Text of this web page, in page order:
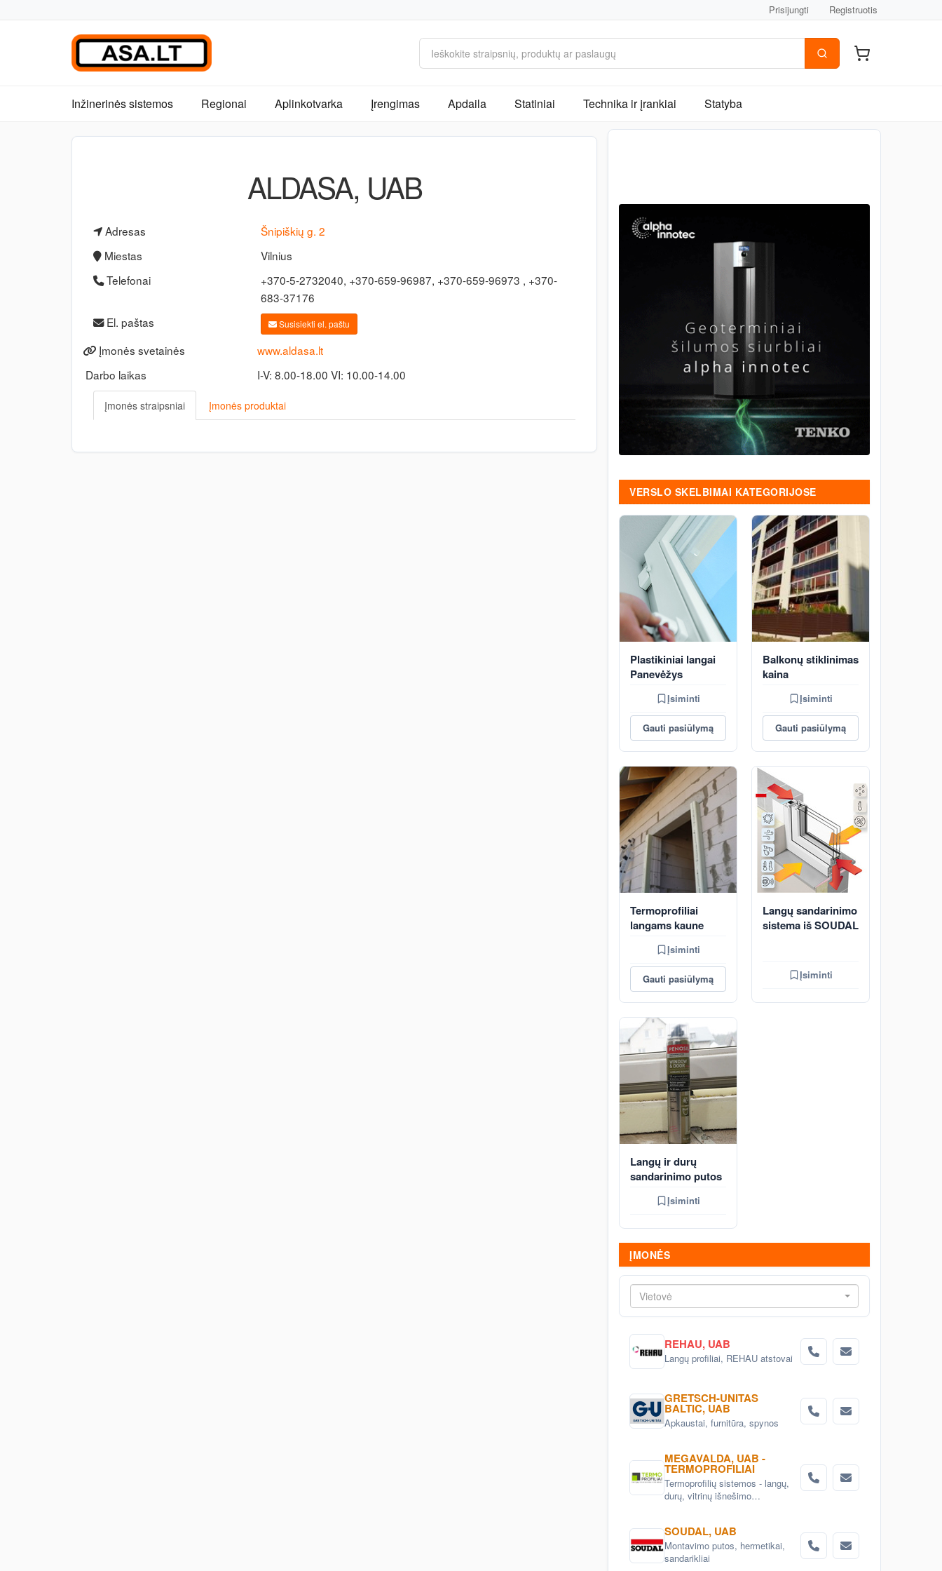
Prisijungti Registruotis
Inžinerinės sistemos Regionai Aplinkotvarka Įrengimas Apdaila Statiniai Technika ir įrankiai Statyba
ALDASA, UAB
Adresas
Šnipiškių g. 2
Miestas
Vilnius
Telefonai
+370-5-2732040, +370-659-96987, +370-659-96973 , +370-
683-37176
El. paštas
Susisiekti el. paštu
Įmonės svetainės
www.aldasa.lt
Darbo laikas
I-V: 8.00-18.00 VI: 10.00-14.00
Įmonės straipsniai Įmonės produktai
VERSLO SKELBIMAI KATEGORIJOSE
Plastikiniai langai
Panevėžys
Įsiminti
Gauti pasiūlymą
Balkonų stiklinimas
kaina
Įsiminti
Gauti pasiūlymą
Termoprofiliai
langams kaune
Įsiminti
Gauti pasiūlymą
Langų sandarinimo
sistema iš SOUDAL
Įsiminti
Langų ir durų
sandarinimo putos
Įsiminti
ĮMONĖS
Vietovė
REHAU, UAB
Langų profiliai, REHAU atstovai
GRETSCH-UNITAS
BALTIC, UAB
Apkaustai, furnitūra, spynos
MEGAVALDA, UAB -
TERMOPROFILIAI
Termoprofilių sistemos - langų,
durų, vitrinų išnešimo
SOUDAL, UAB
Montavimo putos, hermetikai,
sandarikliai